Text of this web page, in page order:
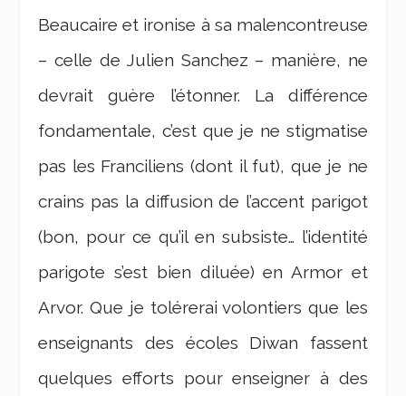
Beaucaire et ironise à sa malencontreuse
– celle de Julien Sanchez – manière, ne
devrait guère l’étonner. La différence
fondamentale, c’est que je ne stigmatise
pas les Franciliens (dont il fut), que je ne
crains pas la diffusion de l’accent parigot
(bon, pour ce qu’il en subsiste… l’identité
parigote s’est bien diluée) en Armor et
Arvor. Que je tolérerai volontiers que les
enseignants des écoles Diwan fassent
quelques efforts pour enseigner à des